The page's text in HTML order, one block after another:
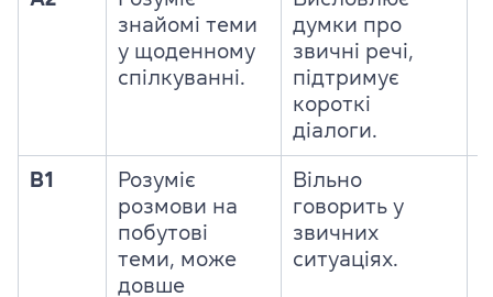
знайомі теми
у щоденному
спілкуванні.
думки про
звичні речі,
підтримує
короткі
діалоги.
B1
Розуміє
розмови на
побутові
теми, може
довше
Вільно
говорить у
звичних
ситуаціях.